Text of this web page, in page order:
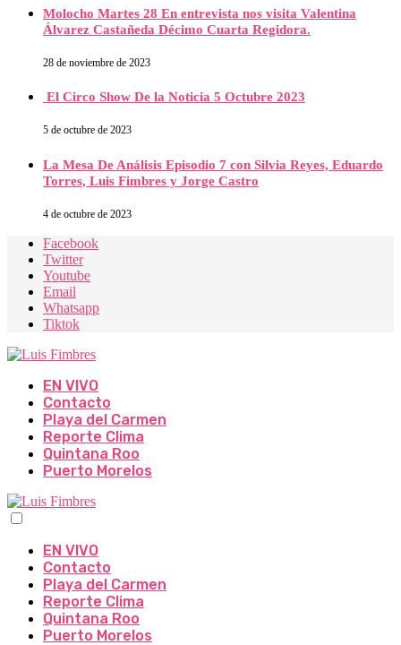
Molocho Martes 28 En entrevista nos visita Valentina
Álvarez Castañeda Décimo Cuarta Regidora.
28 de noviembre de 2023
El Circo Show De la Noticia 5 Octubre 2023
5 de octubre de 2023
La Mesa De Análisis Episodio 7 con Silvia Reyes, Eduardo
Torres, Luis Fimbres y Jorge Castro
4 de octubre de 2023
Facebook
Twitter
Youtube
Email
Whatsapp
Tiktok
EN VIVO
Contacto
Playa del Carmen
Reporte Clima
Quintana Roo
Puerto Morelos
EN VIVO
Contacto
Playa del Carmen
Reporte Clima
Quintana Roo
Puerto Morelos